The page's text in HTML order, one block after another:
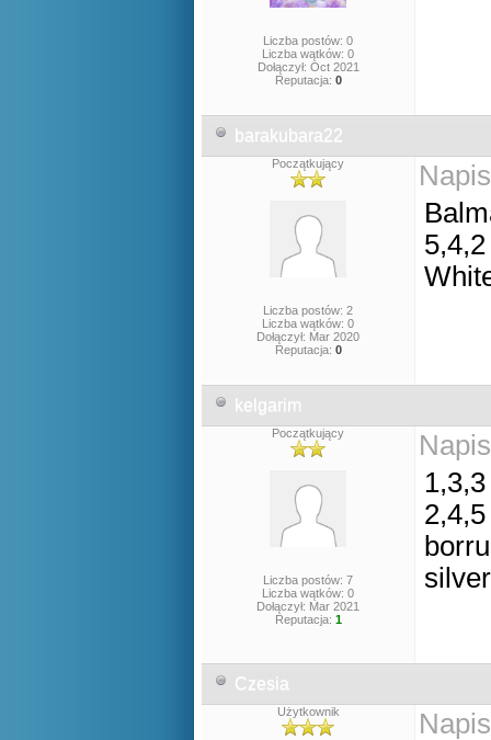
Liczba postów: 0
Liczba wątków: 0
Dołączył: Oct 2021
Reputacja: 0
barakubara22
Początkujący
Liczba postów: 2
Liczba wątków: 0
Dołączył: Mar 2020
Reputacja: 0
5,4,2
kelgarim
Początkujący
Liczba postów: 7
Liczba wątków: 0
Dołączył: Mar 2021
Reputacja: 1
1,3,3
2,4,5
silver
Czesia
Użytkownik